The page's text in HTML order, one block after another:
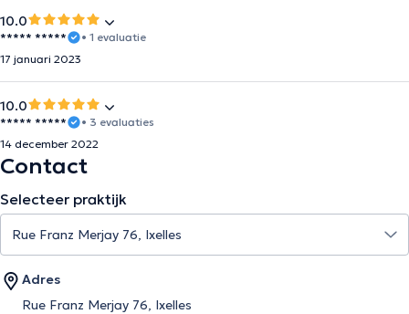
10.0
***** *****
• 1 evaluatie
17 januari 2023
10.0
***** *****
• 3 evaluaties
14 december 2022
Contact
Selecteer praktijk
Adres
Rue Franz Merjay 76, Ixelles